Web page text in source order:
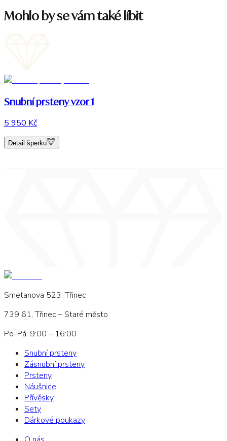
Mohlo by se vám také líbit
Snubní prsteny vzor 1
5 950 Kč
Detail šperku
Smetanova 523, Třinec
739 61, Třinec – Staré město
Po-Pá: 9:00 – 16:00
Snubní prsteny
Zásnubní prsteny
Prsteny
Náušnice
Přívěsky
Sety
Dárkové poukazy